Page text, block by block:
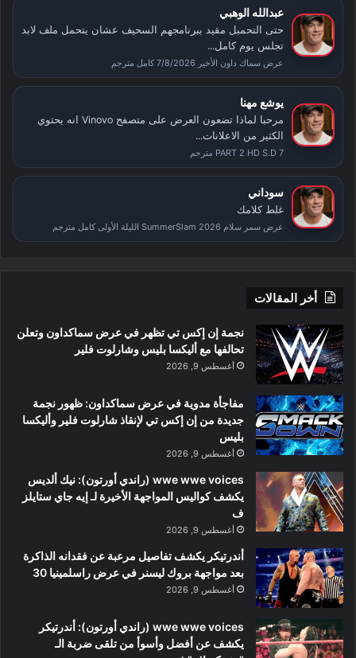
عبدالله الوهبي
حتى التحمبل مقيد ببرنامجهم السحيف عشان يتحمل ملف لابد
تجلس يوم كامل...
عرض سماك داون الأخير 7/8/2026 كامل مترجم
يوشع مهنا
مرحبا لماذا تضعون العرض على متصفح Vinovo انه يحتوي
الكثير من الاعلانات...
PART 2 HD S.D 7 مترجم
سوداني
غلط كلامك
عرض سمر سلام SummerSlam 2026 الليلة الأولى كامل مترجم
أخر المقالات
نجمة إن إكس تي تظهر في عرض سماكداون وتعلن
تحالفها مع أليكسا بليس وشارلوت فلير
أغسطس 9, 2026
مفاجأة مدوية في عرض سماكداون: ظهور نجمة
جديدة من إن إكس تي لإنقاذ شارلوت فلير وأليكسا
بليس
أغسطس 9, 2026
wwe wwe voices (راندي أورتون): نيك ألديس
يكشف كواليس المواجهة الأخيرة لـ إيه جاي ستايلز
ف
أغسطس 9, 2026
أندرتيكر يكشف تفاصيل مرعبة عن فقدانه الذاكرة
بعد مواجهة بروك ليسنر في عرض راسلمينيا 30
أغسطس 9, 2026
wwe wwe voices (راندي أورتون): أندرتيكر
يكشف عن أفضل وأسوأ من تلقى ضربة الـ